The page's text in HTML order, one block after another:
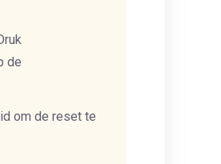
de
om de reset te